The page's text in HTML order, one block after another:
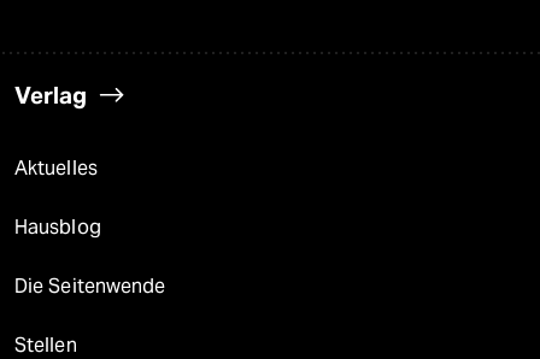
Verlag
Aktuelles
Hausblog
Die Seitenwende
Stellen